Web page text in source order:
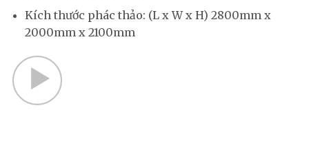
Kích thước phác thảo: (L x W x H) 2800mm x
2000mm x 2100mm